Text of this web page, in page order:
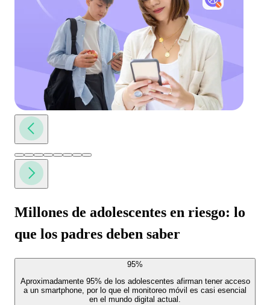
Millones de adolescentes en riesgo: lo
que los padres deben saber
95%
Aproximadamente 95% de los adolescentes afirman tener acceso
a un smartphone, por lo que el monitoreo móvil es casi esencial
en el mundo digital actual.